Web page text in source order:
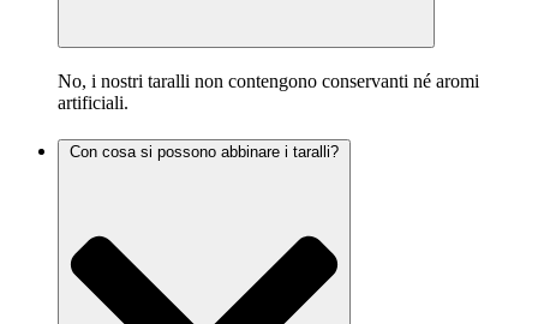
No, i nostri taralli non contengono conservanti né aromi
artificiali.
Con cosa si possono abbinare i taralli?